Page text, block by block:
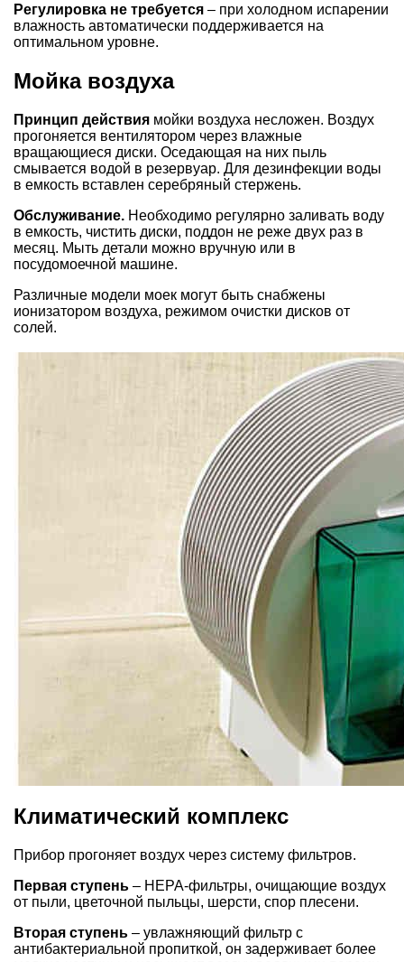
Регулировка не требуется – при холодном испарении
влажность автоматически поддерживается на
оптимальном уровне.
Мойка воздуха
Принцип действия мойки воздуха несложен. Воздух
прогоняется вентилятором через влажные
вращающиеся диски. Оседающая на них пыль
смывается водой в резервуар. Для дезинфекции воды
в емкость вставлен серебряный стержень.
Обслуживание. Необходимо регулярно заливать воду
в емкость, чистить диски, поддон не реже двух раз в
месяц. Мыть детали можно вручную или в
посудомоечной машине.
Различные модели моек могут быть снабжены
ионизатором воздуха, режимом очистки дисков от
солей.
Климатический комплекс
Прибор прогоняет воздух через систему фильтров.
Первая ступень – HEPA-фильтры, очищающие воздух
от пыли, цветочной пыльцы, шерсти, спор плесени.
Вторая ступень – увлажняющий фильтр с
антибактериальной пропиткой, он задерживает более